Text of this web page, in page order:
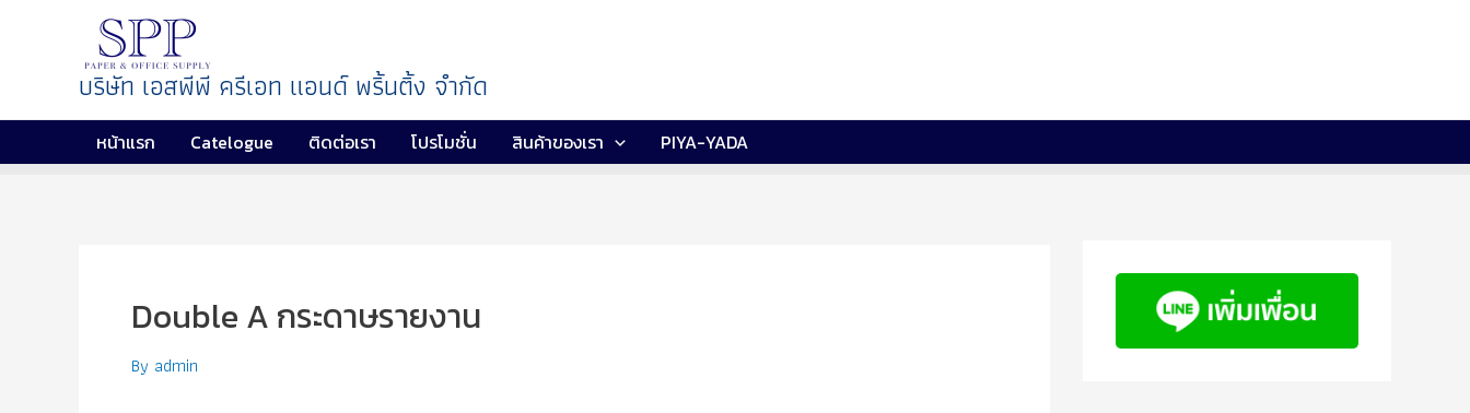
บริษัท เอสพีพี ครีเอท แอนด์ พริ้นติ้ง จำกัด
หน้าแรก Catelogue ติดต่อเรา โปรโมชั่น สินค้าของเรา PIYA-YADA
Double A กระดาษรายงาน
By admin